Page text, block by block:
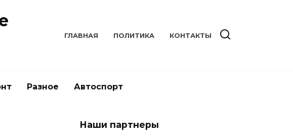
ГЛАВНАЯ ПОЛИТИКА КОНТАКТЫ
Разное Автоспорт
Наши партнеры